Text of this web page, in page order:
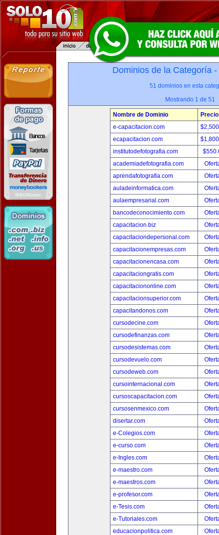
Dominios de la Categoría -
51 dominios en esta
Mostrando 1 de 51
Nombre de Dominio
Precio
e-capacitacion.com
ecapacitacion.com
institutodefotografia.com
academiadefotografia.com
aprendafotografia.com
auladeinformatica.com
aulaempresarial.com
bancodeconocimiento.com
capacitacion.biz
capacitaciondepersonal.com
capacitacionempresas.com
capacitacionencasa.com
capacitaciongratis.com
capacitaciononline.com
capacitacionsuperior.com
capacitandonos.com
cursodecine.com
cursodefinanzas.com
cursodesistemas.com
cursodevuelo.com
cursodeweb.com
cursointernacional.com
cursoscapacitacion.com
cursosenmexico.com
disertar.com
e-Colegios.com
e-curso.com
e-Ingles.com
e-maestro.com
e-maestros.com
e-profesor.com
e-Tesis.com
e-Tutoriales.com
educacionpolitica.com